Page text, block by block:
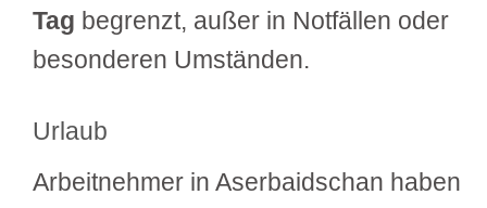
Tag begrenzt, außer in Notfällen oder
besonderen Umständen.
Urlaub
Arbeitnehmer in Aserbaidschan haben